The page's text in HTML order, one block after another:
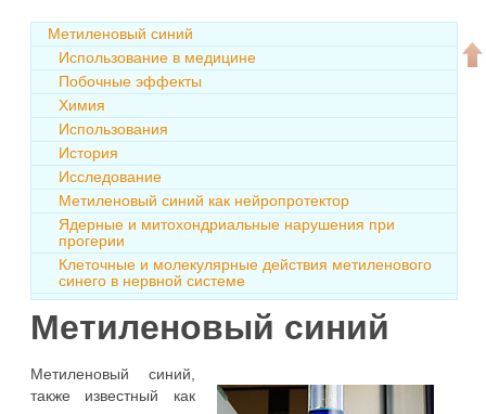
Метиленовый синий
Использование в медицине
Побочные эффекты
Химия
Использования
История
Исследование
Метиленовый синий как нейропротектор
Ядерные и митохондриальные нарушения при
прогерии
Клеточные и молекулярные действия метиленового
синего в нервной системе
Метиленовый синий
Метиленовый синий,
также известный как